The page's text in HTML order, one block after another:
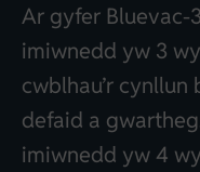
Ar gyfer Bluevac-
imiwnedd yw 3
cwblhau’r
defaid a
imiwnedd yw 4